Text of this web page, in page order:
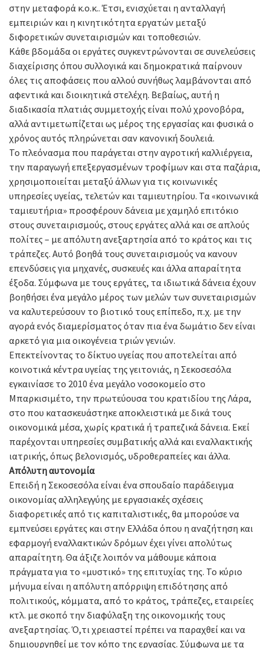
στην μεταφορά κ.ο.κ.. Έτσι, ενισχύεται η ανταλλαγή
εμπειριών και η κινητικότητα εργατών μεταξύ
διφορετικών συνεταιρισμών και τοποθεσιών.
Κάθε βδομάδα οι εργάτες συγκεντρώνονται σε συνελεύσεις
διαχείρισης όπου συλλογικά και δημοκρατικά παίρνουν
όλες τις αποφάσεις που αλλού συνήθως λαμβάνονται από
αφεντικά και διοικητικά στελέχη. Βεβαίως, αυτή η
διαδικασία πλατιάς συμμετοχής είναι πολύ χρονοβόρα,
αλλά αντιμετωπίζεται ως μέρος της εργασίας και φυσικά ο
χρόνος αυτός πληρώνεται σαν κανονική δουλειά.
Το πλεόνασμα που παράγεται στην αγροτική καλλιέργεια,
την παραγωγή επεξεργασμένων τροφίμων και στα παζάρια,
χρησιμοποιείται μεταξύ άλλων για τις κοινωνικές
υπηρεσίες υγείας, τελετών και ταμιευτηρίου. Τα «κοινωνικά
ταμιευτήρια» προσφέρουν δάνεια με χαμηλό επιτόκιο
στους συνεταιρισμούς, στους εργάτες αλλά και σε απλούς
πολίτες – με απόλυτη ανεξαρτησία από το κράτος και τις
τράπεζες. Αυτό βοηθά τους συνεταιρισμούς να κανουν
επενδύσεις για μηχανές, συσκευές και άλλα απαραίτητα
έξοδα. Σύμφωνα με τους εργάτες, τα ιδιωτικά δάνεια έχουν
βοηθήσει ένα μεγάλο μέρος των μελών των συνεταιρισμών
να καλυτερεύσουν το βιοτικό τους επίπεδο, π.χ. με την
αγορά ενός διαμερίσματος όταν πια ένα δωμάτιο δεν είναι
αρκετό για μια οικογένεια τριών γενιών.
Επεκτείνοντας το δίκτυο υγείας που αποτελείται από
κοινοτικά κέντρα υγείας της γειτονιάς, η Σεκοσεσόλα
εγκαινίασε το 2010 ένα μεγάλο νοσοκομείο στο
Μπαρκισιμέτο, την πρωτεύουσα του κρατιδίου της Λάρα,
στο που κατασκευάστηκε αποκλειστικά με δικά τους
οικονομικά μέσα, χωρίς κρατικά ή τραπεζικά δάνεια. Εκεί
παρέχονται υπηρεσίες συμβατικής αλλά και εναλλακτικής
ιατρικής, όπως βελονισμός, υδροθεραπείες και άλλα.
Απόλυτηαυτονομία
Επειδή η Σεκοσεσόλα είναι ένα σπουδαίο παράδειγμα
οικονομίας αλληλεγγύης με εργασιακές σχέσεις
διαφορετικές από τις καπιταλιστικές, θα μπορούσε να
εμπνεύσει εργάτες και στην Ελλάδα όπου η αναζήτηση και
εφαρμογή εναλλακτικών δρόμων έχει γίνει απολύτως
απαραίτητη. Θα άξιζε λοιπόν να μάθουμε κάποια
πράγματα για το «μυστικό» της επιτυχίας της. Το κύριο
μήνυμα είναι η απόλυτη απόρριψη επιδότησης από
πολιτικούς, κόμματα, από το κράτος, τράπεζες, εταιρείες
κτλ. με σκοπό την διαφύλαξη της οικονομικής τους
ανεξαρτησίας. Ό,τι χρειαστεί πρέπει να παραχθεί και να
δημιουργηθεί με τον κόπο της εργασίας. Σύμφωνα με τα